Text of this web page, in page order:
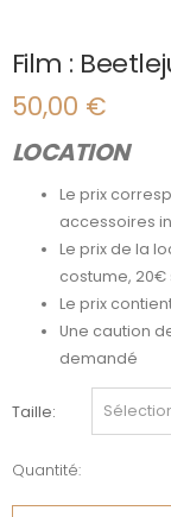
Film :
50,00 €
LOCATION
Le prix
accessoires
Le prix de la
costume, 20€
Le prix
Une caution
demandé
Taille
Quantité:
quantité